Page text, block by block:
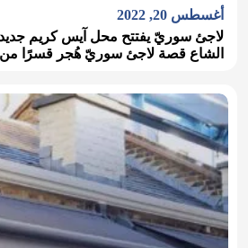
أغسطس 20, 2022
لاجئ سوريّ يفتتح محل آيس كريم
الشاع قصة لاجئ سوريّ هُجر قسرًا من